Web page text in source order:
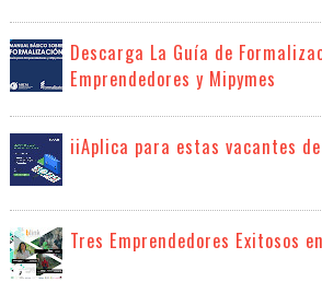
Descarga La Guía de
Emprendedores y Mipymes
iiAplica para estas vacantes de
Tres Emprendedores Exitosos